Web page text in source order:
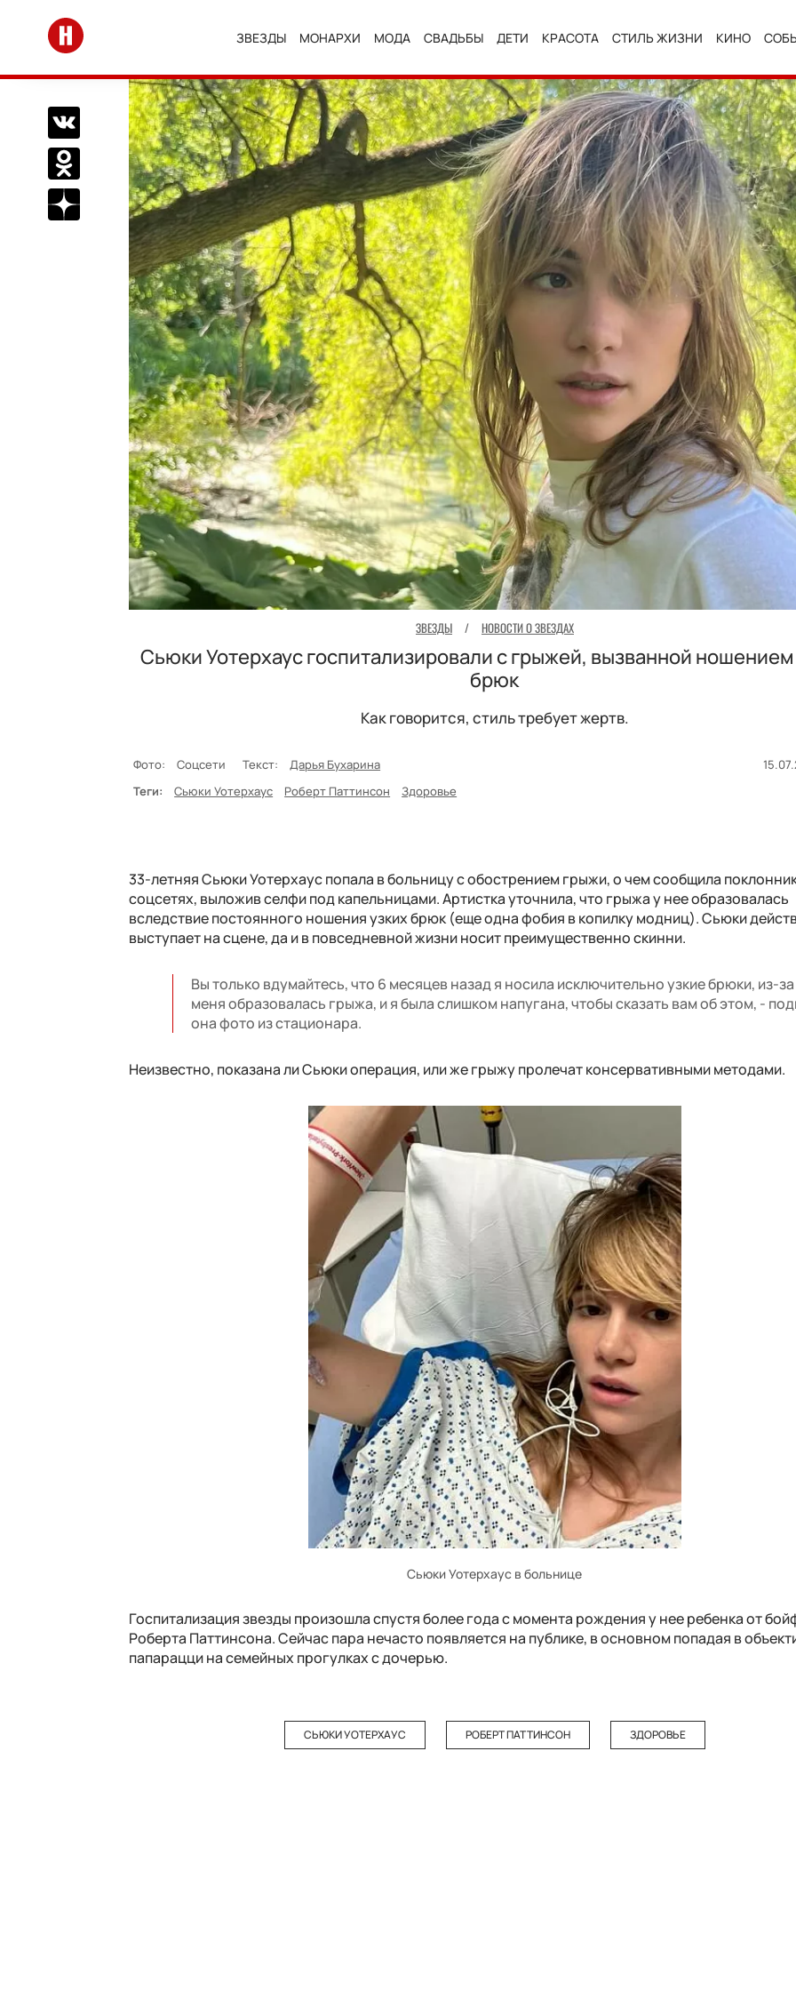
Перейти на главную
ЗВЕЗДЫ МОНАРХИ МОДА СВАДЬБЫ ДЕТИ КРАСОТА СТИЛЬ ЖИЗНИ КИНО
Поделиться Вконтакте
Поделиться в Одноклассниках
Подписаться на нас в Дзен
ЗВЕЗДЫ / НОВОСТИ О ЗВЕЗДАХ
Сьюки Уотерхаус госпитализировали с грыжей, вызванной ношением
брюк
Как говорится, стиль требует жертв.
Фото: Соцсети Текст: Дарья Бухарина
Теги:
Сьюки Уотерхаус Роберт Паттинсон Здоровье
33-летняя Сьюки Уотерхаус попала в больницу с обострением грыжи, о чем сообщила
соцсетях, выложив селфи под капельницами. Артистка уточнила, что грыжа у нее образовалась
вследствие постоянного ношения узких брюк (еще одна фобия в копилку модниц). Сьюки
выступает на сцене, да и в повседневной жизни носит преимущественно скинни.
Вы только вдумайтесь, что 6 месяцев назад я носила исключительно узкие брюки, из-
меня образовалась грыжа, и я была слишком напугана, чтобы сказать вам об этом, -
она фото из стационара.
Неизвестно, показана ли Сьюки операция, или же грыжу пролечат консервативными методами.
Сьюки Уотерхаус в больнице
Госпитализация звезды произошла спустя более года с момента рождения у нее ребенка от
Роберта Паттинсона. Сейчас пара нечасто появляется на публике, в основном попадая в
папарацци на семейных прогулках с дочерью.
СЬЮКИ УОТЕРХАУС РОБЕРТ ПАТТИНСОН ЗДОРОВЬЕ